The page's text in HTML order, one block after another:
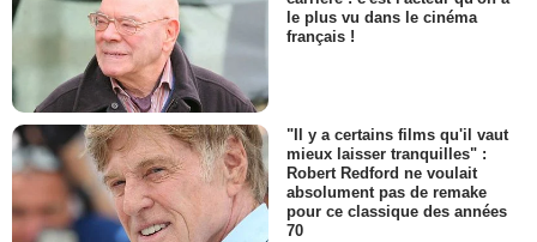
le plus vu dans le cinéma
français !
"Il y a certains films qu'il vaut
mieux laisser tranquilles" :
Robert Redford ne voulait
absolument pas de remake
pour ce classique des années
70